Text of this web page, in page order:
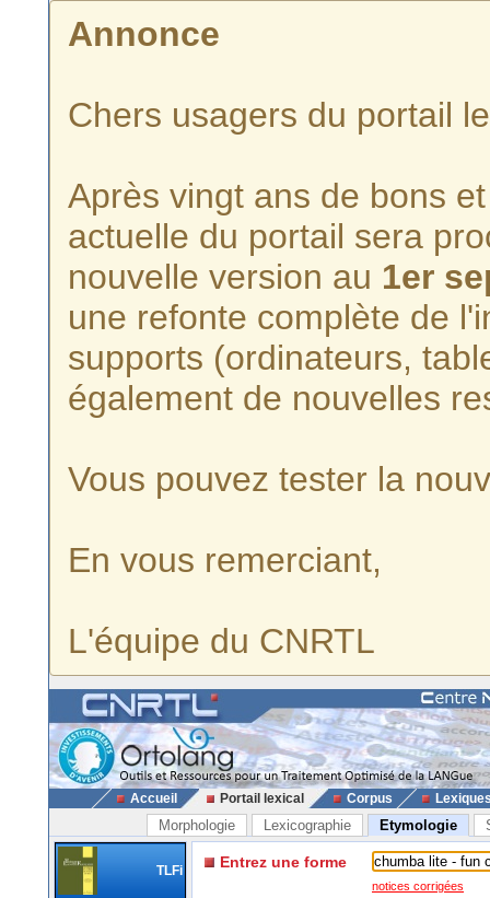
Annonce
Chers usagers du portail
Après vingt ans de bons
actuelle du portail sera
nouvelle version au 1er
une refonte complète de
supports (ordinateurs,
également de nouvelles
Vous pouvez tester la
En vous remerciant,
L'équipe du CNRTL
Accueil Portail lexical Corpus
Morphologie Lexicographie Etymologie
TLFi Entrez une forme
notices corrigées